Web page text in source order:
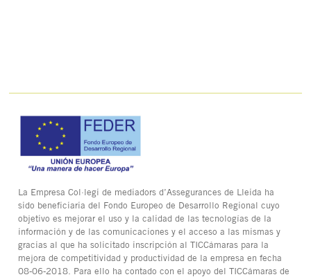
La Empresa Col·legi de mediadors d’Assegurances de Lleida ha
sido beneficiaria del Fondo Europeo de Desarrollo Regional cuyo
objetivo es mejorar el uso y la calidad de las tecnologías de la
información y de las comunicaciones y el acceso a las mismas y
gracias al que ha solicitado inscripción al TICCámaras para la
mejora de competitividad y productividad de la empresa en fecha
08-06-2018. Para ello ha contado con el apoyo del TICCámaras de